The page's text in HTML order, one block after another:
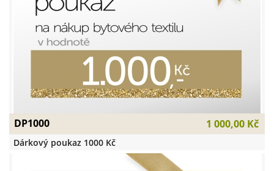
DP1000 1 000,00 Kč
Dárkový poukaz 1000 Kč